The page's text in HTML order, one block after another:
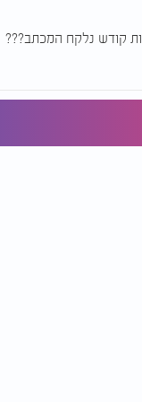
קודש נלקח המכתב???